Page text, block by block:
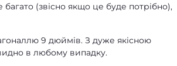
(звісно якщо це буде потрібно),
9 дюймів. З дуже якісною
в любому випадку.